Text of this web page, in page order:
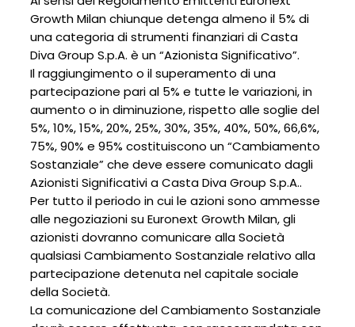
Growth Milan chiunque detenga almeno il 5% di
una categoria di strumenti finanziari di Casta
Diva Group S.p.A. è un “Azionista Significativo”.
Il raggiungimento o il superamento di una
partecipazione pari al 5% e tutte le variazioni, in
aumento o in diminuzione, rispetto alle soglie del
5%, 10%, 15%, 20%, 25%, 30%, 35%, 40%, 50%, 66,6%,
75%, 90% e 95% costituiscono un “Cambiamento
Sostanziale” che deve essere comunicato dagli
Azionisti Significativi a Casta Diva Group S.p.A..
Per tutto il periodo in cui le azioni sono ammesse
alle negoziazioni su Euronext Growth Milan, gli
azionisti dovranno comunicare alla Società
qualsiasi Cambiamento Sostanziale relativo alla
partecipazione detenuta nel capitale sociale
della Società.
La comunicazione del Cambiamento Sostanziale